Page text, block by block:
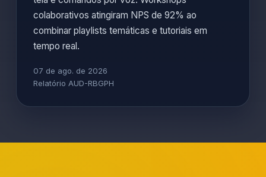
colaborativos atingiram NPS de 92% ao
combinar playlists temáticas e tutoriais em
tempo real.
07 de ago. de 2026
Relatório AUD-RBGPH